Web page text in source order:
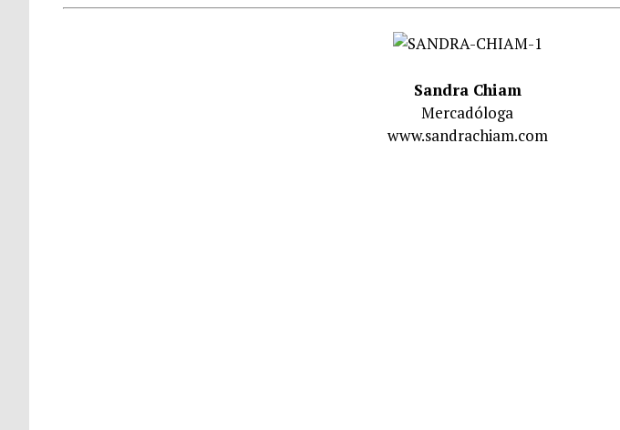
Sandra Chiam
Mercadóloga
www.sandrachiam.com